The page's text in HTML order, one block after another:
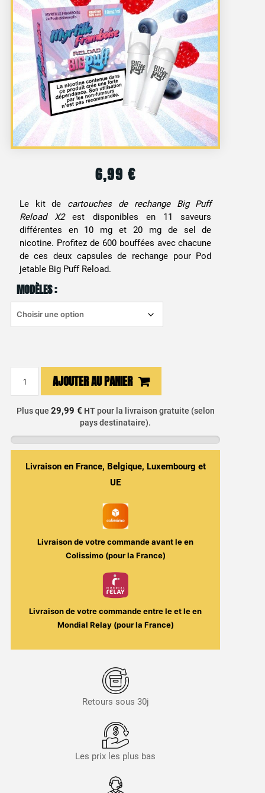
6,99 €
Le kit de cartouches de rechange Big Puff
Reload X2est disponibles en 11 saveurs
différentes en 10 mg et 20 mg de sel de
nicotine. Profitez de 600 bouffées avec chacune
de ces deux capsules de rechange pour Pod
jetable Big Puff Reload.
MODÈLES :
de
Big
Reload
AJOUTER AU PANIER
Plus que 29,99 € HTpour la livraison gratuite (selon
pays destinataire).
Livraison en France, Belgique, Luxembourg et
UE
Livraison de votre commande avant leen
Colissimo (pour la France)
Livraison de votre commande entre leet leen
Mondial Relay (pour la France)
Retours sous 30j
Les prix les plus bas